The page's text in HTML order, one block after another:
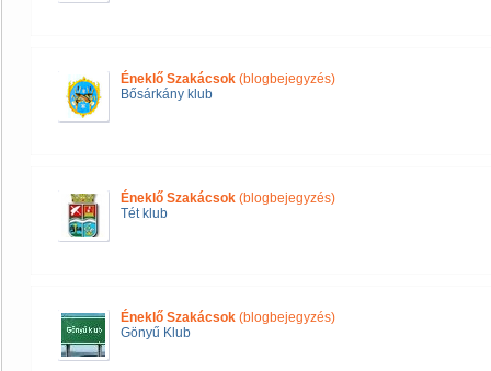
Éneklő Szakácsok (blogbejegyzés)
Bősárkány klub
Éneklő Szakácsok (blogbejegyzés)
Tét klub
Éneklő Szakácsok (blogbejegyzés)
Gönyű Klub